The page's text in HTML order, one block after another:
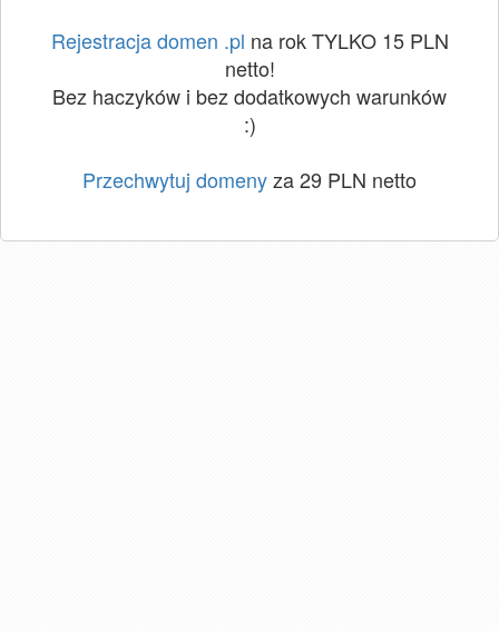
Rejestracja domen .pl na rok TYLKO 15 PLN
netto!
Bez haczyków i bez dodatkowych warunków
:)
Przechwytuj domenyza 29 PLN netto